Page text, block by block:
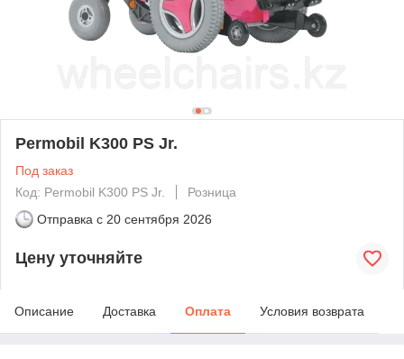
Permobil K300 PS Jr.
Под заказ
Код: Permobil K300 PS Jr.
Розница
Отправка с 20 сентября 2026
Цену уточняйте
Описание Доставка Оплата Условия возврата